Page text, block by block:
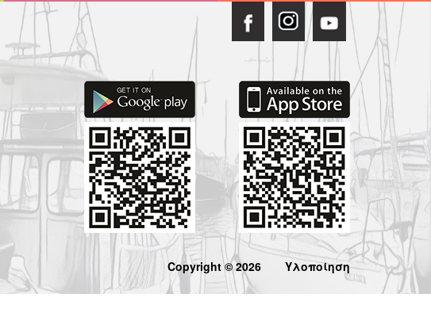
Copyright © 2026 Υλοποίηση